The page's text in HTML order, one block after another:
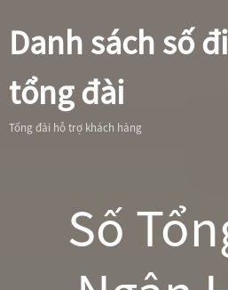
Danh sách số
tổng đài
Tổng đài hỗ trợ khách hàng
Số